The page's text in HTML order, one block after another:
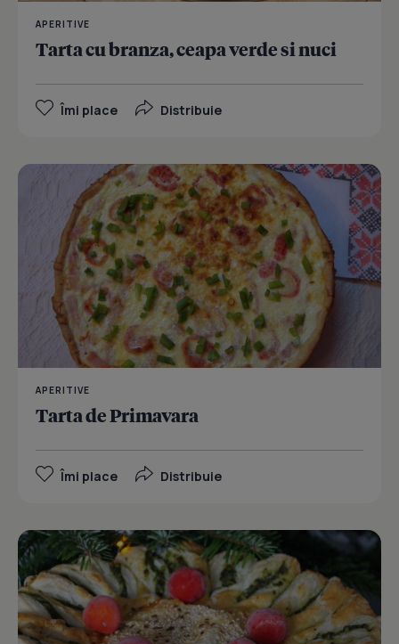
APERITIVE
Tarta cu branza, ceapa verde si nuci
Îmi place Distribuie
APERITIVE
Tarta de Primavara
Îmi place Distribuie